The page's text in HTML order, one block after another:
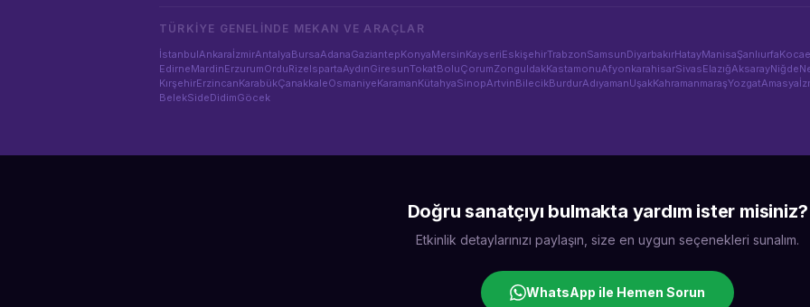
TÜRKIYE GENELINDE MEKAN VE ARAÇLAR
İstanbulAnkaraİzmirAntalyaBursaAdanaGaziantepKonyaMersinKayseriEskişehirTrabzonSamsunDiyarbakırHatayManisaŞanlıurfa
EdirneMardinErzurumOrduRizeIspartaAydınGiresunTokatBoluÇorumZonguldakKastamonuAfyonkarahisarSivasElazığAksarayNiğde
KırşehirErzincanKarabükÇanakkaleOsmaniyeKaramanKütahyaSinopArtvinBilecikBurdurAdıyamanUşakKahramanmaraşYozgatAmasya
BelekSideDidimGöcek
Doğru sanatçıyı bulmakta yardım ister misiniz?
Etkinlik detaylarınızı paylaşın, size en uygun seçenekleri sunalım.
WhatsApp ile Hemen Sorun